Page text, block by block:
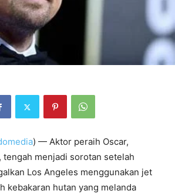
) — Aktor peraih Oscar,
tengah menjadi sorotan setelah
Los Angeles menggunakan jet
kebakaran hutan yang melanda